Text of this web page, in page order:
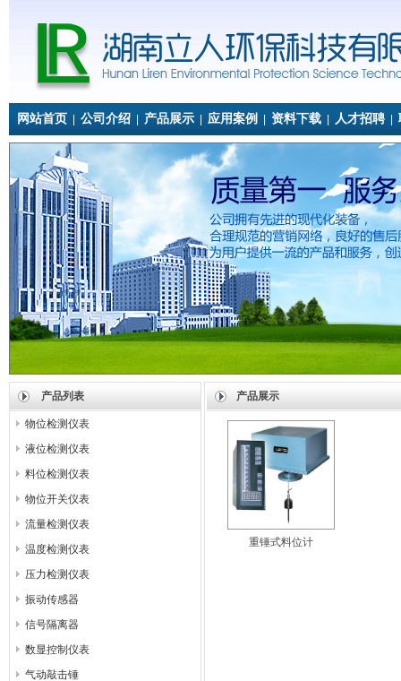
网站首页 公司介绍 产品展示 应用案例 资料下载 人才招聘
产品列表
物位检测仪表
液位检测仪表
料位检测仪表
物位开关仪表
流量检测仪表
温度检测仪表
压力检测仪表
振动传感器
信号隔离器
数显控制仪表
气动敲击锤
产品展示
重锤式料位计